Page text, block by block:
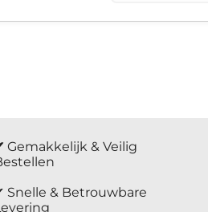
Gemakkelijk & Veilig
Snelle & Betrouwbare